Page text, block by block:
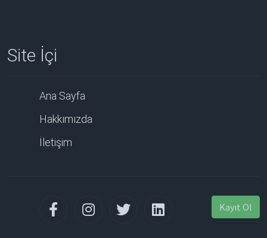
Site İçi
Ana Sayfa
Hakkımızda
İletişim
Kayıt Ol